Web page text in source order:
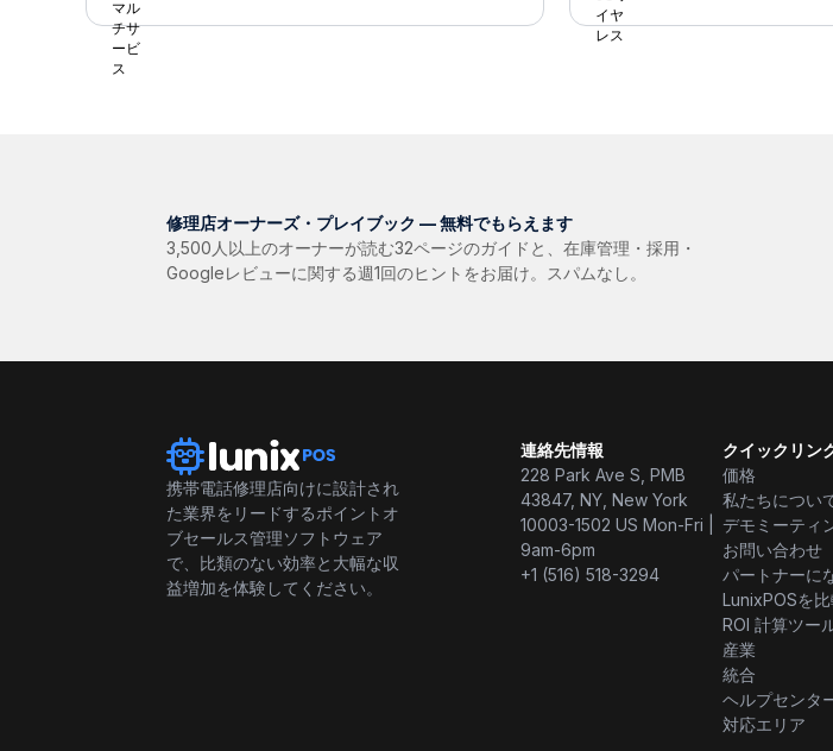
修理店オーナーズ・プレイブック — 無料でもらえます
3,500人以上のオーナーが読む32ページのガイドと、在庫管理・採用・
Googleレビューに関する週1回のヒントをお届け。スパムなし。
携帯電話修理店向けに設計され
た業界をリードするポイントオ
ブセールス管理ソフトウェア
で、比類のない効率と大幅な収
益増加を体験してください。
連絡先情報
228 Park Ave S, PMB
43847, NY, New York
10003-1502 US Mon-Fri |
9am-6pm
+1 (516) 518-3294
クイックリン
価格
私たちについ
デモミーティ
お問い合わせ
パートナーに
LunixPOSを
ROI 計算ツー
産業
統合
ヘルプセンタ
対応エリア